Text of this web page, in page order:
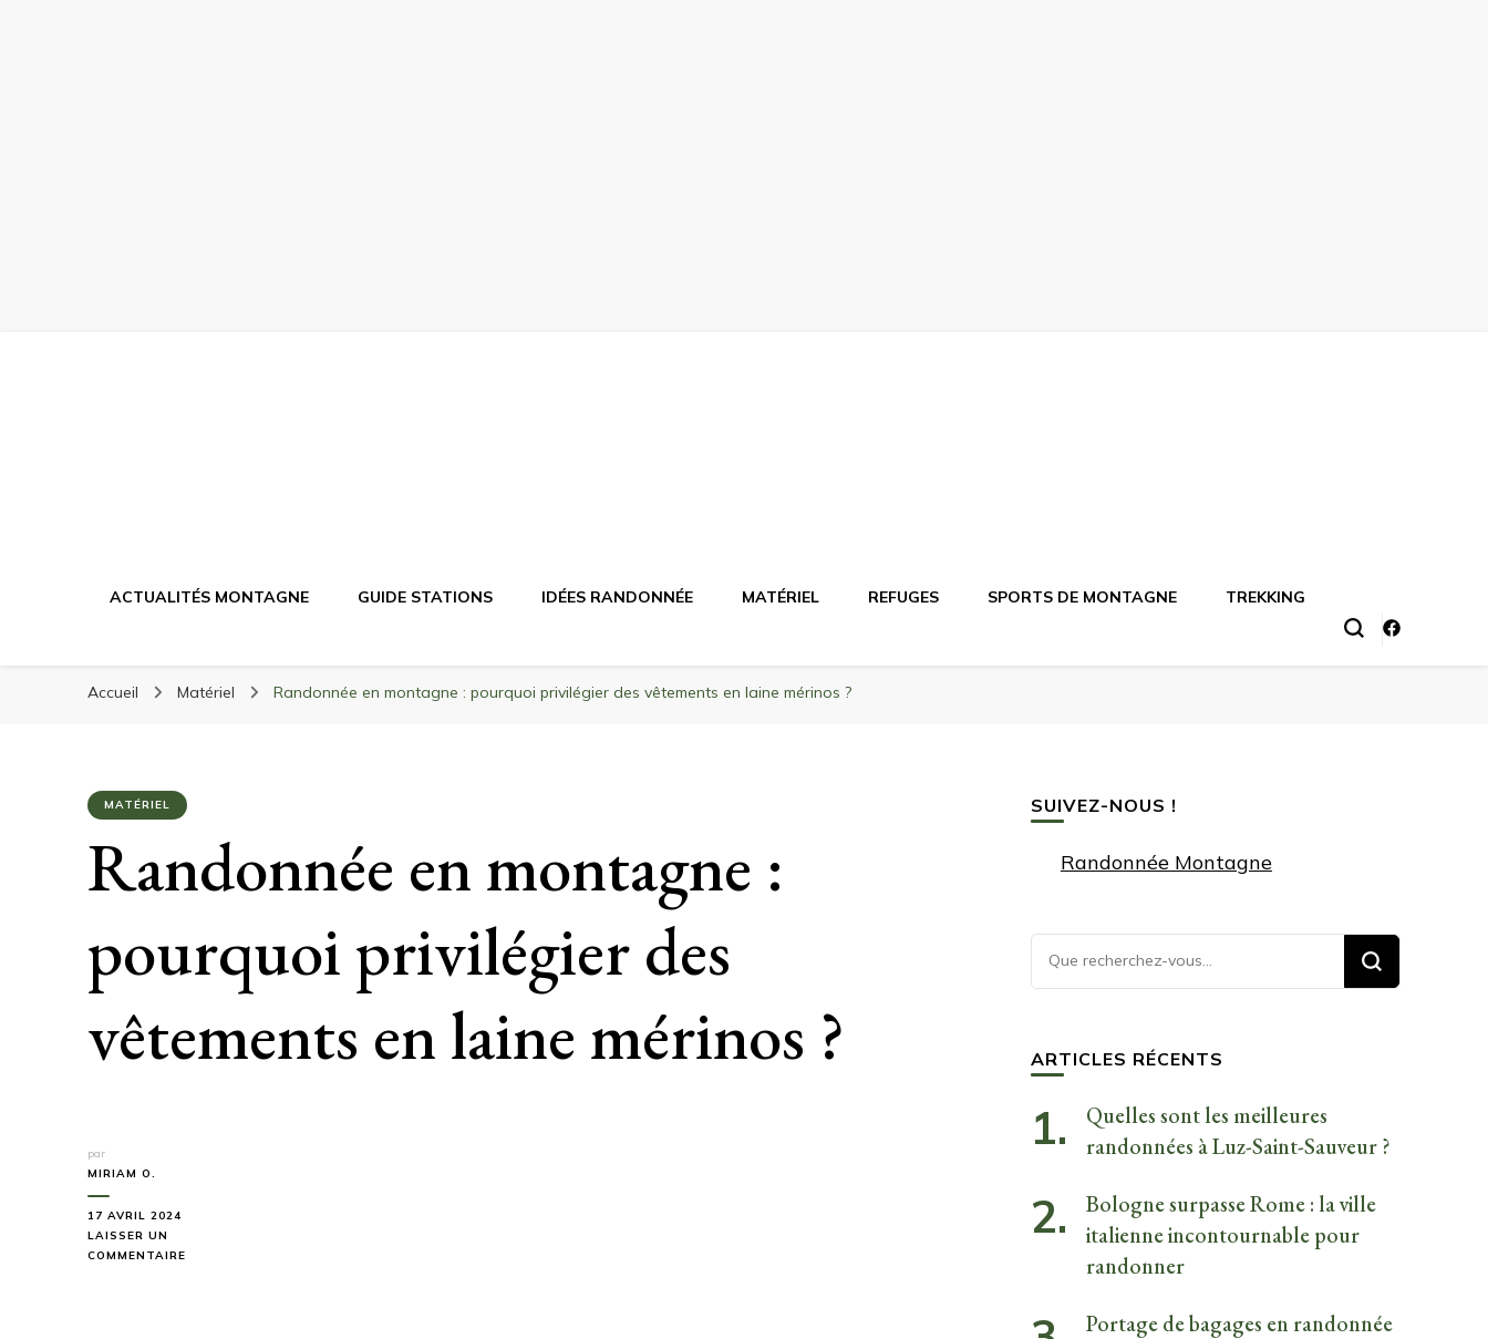
Randonnée Montagne
ACTUALITÉS MONTAGNE GUIDE STATIONS IDÉES RANDONNÉE MATÉRIEL REFUGES SPORTS DE MONTAGNE TREKKING
Accueil Matériel Randonnée en montagne : pourquoi privilégier des vêtements en laine mérinos ?
MATÉRIEL
Randonnée en montagne :
pourquoi privilégier des
vêtements en laine mérinos ?
par
MIRIAM O.
17 AVRIL 2024
LAISSER UN
COMMENTAIRE
SUIVEZ-NOUS !
Randonnée Montagne
Vous
recherchiez
ARTICLES RÉCENTS
Quelles sont les meilleures
randonnées à Luz-Saint-Sauveur ?
Bologne surpasse Rome : la ville
italienne incontournable pour
randonner
Portage de bagages en randonnée